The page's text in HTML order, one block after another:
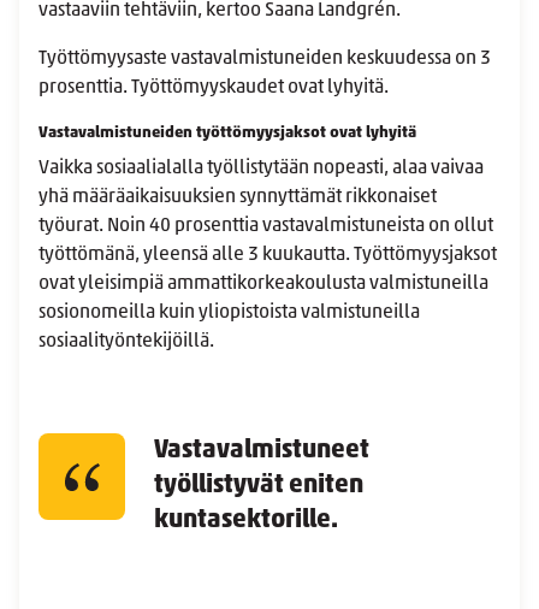
vastaaviin tehtäviin, kertoo Saana Landgrén.
Työttömyysaste vastavalmistuneiden keskuudessa on 3
prosenttia. Työttömyyskaudet ovat lyhyitä.
Vastavalmistuneiden työttömyysjaksot ovat lyhyitä
Vaikka sosiaalialalla työllistytään nopeasti, alaa vaivaa
yhä määräaikaisuuksien synnyttämät rikkonaiset
työurat. Noin 40 prosenttia vastavalmistuneista on ollut
työttömänä, yleensä alle 3 kuukautta. Työttömyysjaksot
ovat yleisimpiä ammattikorkeakoulusta valmistuneilla
sosionomeilla kuin yliopistoista valmistuneilla
sosiaalityöntekijöillä.
Vastavalmistuneet
työllistyvät eniten
kuntasektorille.